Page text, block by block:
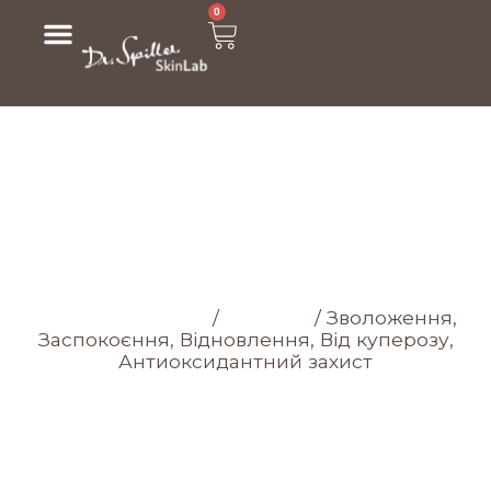
0
/ /Зволоження,
Заспокоєння, Відновлення, Від куперозу,
Антиоксидантний захист